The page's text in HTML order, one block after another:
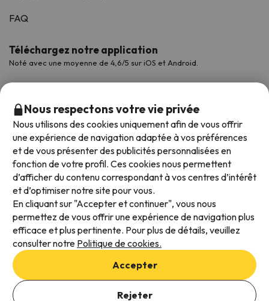
Ajouter des dates pour vérifier la disponibilité
FAQ
Téléchargez notre application
Noté avec une moyenne de 4,6/5 sur iOS et Android.
Modes de paiement disponibles
Conditions générales d'utilisation
Protection des données
Politique en matière de cookies
Nous respectons votre vie privée
Nous utilisons des cookies uniquement afin de vous offrir
une expérience de navigation adaptée à vos préférences
et de vous présenter des publicités personnalisées en
fonction de votre profil. Ces cookies nous permettent
d’afficher du contenu correspondant à vos centres d’intérêt
et d’optimiser notre site pour vous.
En cliquant sur "Accepter et continuer", vous nous
permettez de vous offrir une expérience de navigation plus
efficace et plus pertinente. Pour plus de détails, veuillez
consulter notre Politique de cookies.
Accepter
Rejeter